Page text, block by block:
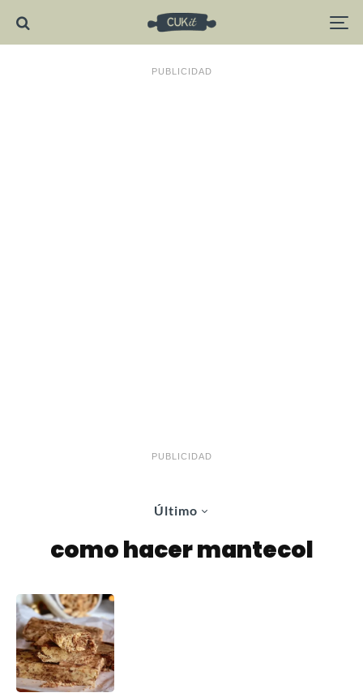
PUBLICIDAD
PUBLICIDAD
Último
como hacer mantecol